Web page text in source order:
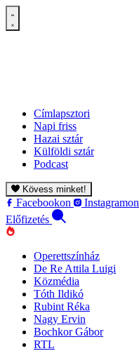
Címlapsztori
Napi friss
Hazai sztár
Külföldi sztár
Podcast
Kövess minket!
Facebookon Instagramon
Előfizetés
Operettszínház
De Re Attila Luigi
Közmédia
Tóth Ildikó
Rubint Réka
Nagy Ervin
Bochkor Gábor
RTL